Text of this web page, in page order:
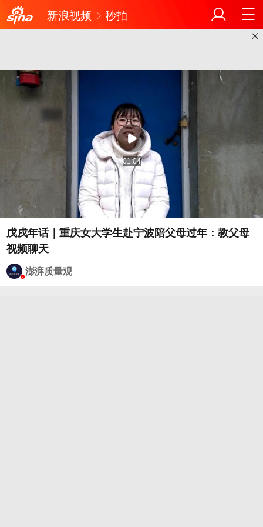
新浪视频 秒拍
01:04
戊戌年话｜重庆女大学生赴宁波陪父母过年：教父母
视频聊天
澎湃质量观